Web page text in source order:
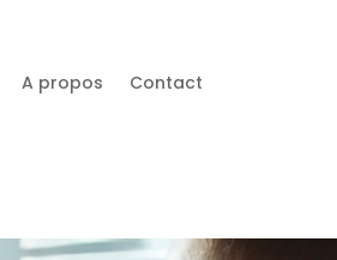
A propos Contact